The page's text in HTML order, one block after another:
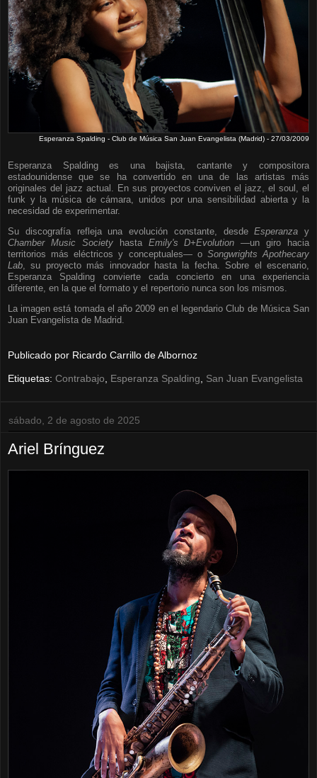
Esperanza Spalding - Club de Música San Juan Evangelista (Madrid) - 27/03/2009
Esperanza Spalding es una bajista, cantante y compositora
estadounidense que se ha convertido en una de las artistas más
originales del jazz actual. En sus proyectos conviven el jazz, el soul, el
funk y la música de cámara, unidos por una sensibilidad abierta y la
necesidad de experimentar.
Su discografía refleja una evolución constante, desdeEsperanza y
Chamber Music Societyhasta Emily's D+Evolution —un giro hacia
territorios más eléctricos y conceptuales— o Songwrights Apothecary
Lab, su proyecto más innovador hasta la fecha. Sobre el escenario,
Esperanza Spalding convierte cada concierto en una experiencia
diferente, en la que el formato y el repertorio nunca son los mismos.
La imagen está tomada el año 2009 en el legendario Club de Música San
Juan Evangelista de Madrid.
Publicado por Ricardo Carrillo de Albornoz
Etiquetas: Contrabajo, Esperanza Spalding, San Juan Evangelista
sábado, 2 de agosto de 2025
Ariel Brínguez